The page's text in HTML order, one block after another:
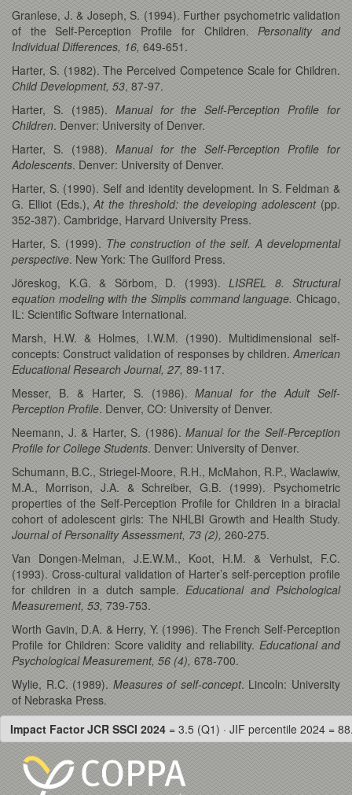
Granlese, J. & Joseph, S. (1994). Further psychometric validation
of the Self-Perception Profile for Children.Personality and
Individual Differences, 16, 649-651.
Harter, S. (1982). The Perceived Competence Scale for Children.
Child Development, 53, 87-97.
Harter, S. (1985). Manual for the Self-Perception Profile for
Children. Denver: University of Denver.
Harter, S. (1988). Manual for the Self-Perception Profile for
Adolescents. Denver: University of Denver.
Harter, S. (1990). Self and identity development. In S. Feldman &
G. Elliot (Eds.),At the threshold: the developing adolescent(pp.
352-387). Cambridge, Harvard University Press.
Harter, S. (1999). The construction of the self. A developmental
perspective. New York: The Guilford Press.
Jöreskog, K.G. & Sörbom, D. (1993). LISREL 8. Structural
equation modeling with the Simplis command language. Chicago,
IL: Scientific Software International.
Marsh, H.W. & Holmes, I.W.M. (1990). Multidimensional self-
concepts: Construct validation of responses by children. American
Educational Research Journal, 27, 89-117.
Messer, B. & Harter, S. (1986).Manual for the Adult Self-
Perception Profile. Denver, CO: University of Denver.
Neemann, J. & Harter, S. (1986).Manual for the Self-Perception
Profile for College Students. Denver: University of Denver.
Schumann, B.C., Striegel-Moore, R.H., McMahon, R.P., Waclawiw,
M.A., Morrison, J.A. & Schreiber, G.B. (1999). Psychometric
properties of the Self-Perception Profile for Children in a biracial
cohort of adolescent girls: The NHLBI Growth and Health Study.
Journal of Personality Assessment, 73 (2), 260-275.
Van Dongen-Melman, J.E.W.M., Koot, H.M. & Verhulst, F.C.
(1993). Cross-cultural validation of Harter’s self-perception profile
for children in a dutch sample. Educational and Psichological
Measurement, 53, 739-753.
Worth Gavin, D.A. & Herry, Y. (1996). The French Self-Perception
Profile for Children: Score validity and reliability. Educational and
Psychological Measurement, 56 (4), 678-700.
Wylie, R.C. (1989). Measures of self-concept. Lincoln: University
of Nebraska Press.
Impact Factor JCR SSCI 2024 = 3.5 (Q1) · JIF percentile 2024 =